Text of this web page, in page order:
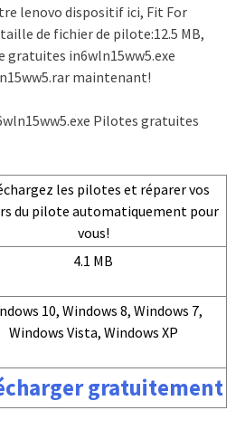
lenovo dispositif ici, Fit For
de fichier de pilote:12.5 MB,
gratuites in6wln15ww5.exe
maintenant!
Pilotes gratuites
les pilotes et réparer vos
du pilote automatiquement pour
vous!
4.1 MB
10, Windows 8, Windows 7,
Windows Vista, Windows XP
gratuitement